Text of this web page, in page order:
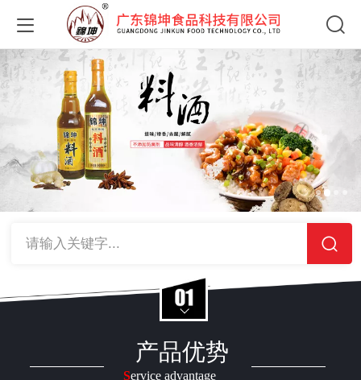
请输入关键字...
产品优势
Service advantage​​